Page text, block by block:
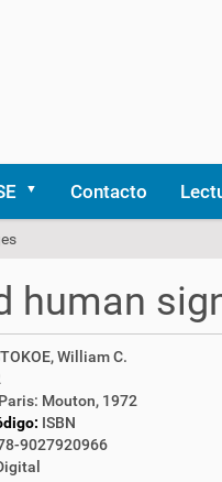
Contacto
human
William C.
Paris: Mouton, 1972
ISBN
9027920966